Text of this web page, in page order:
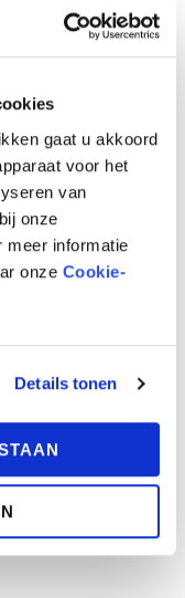
gaat u akkoord
voor het
van
onze
meer informatie
onze Cookie-
Details tonen